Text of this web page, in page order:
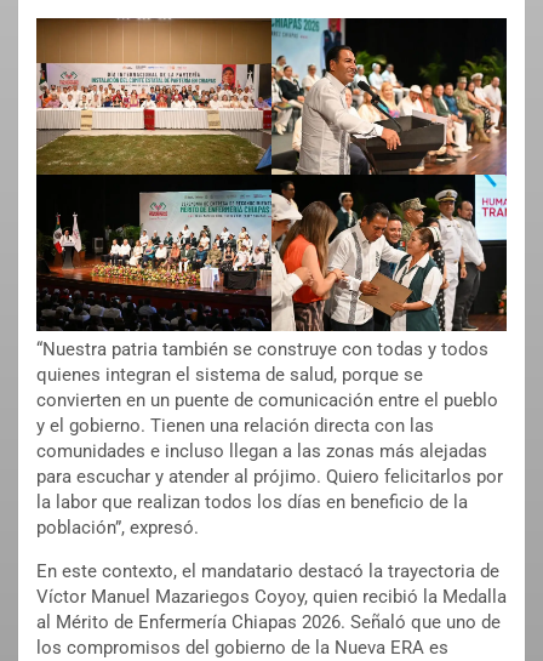
“Nuestra patria también se construye con todas y todos
quienes integran el sistema de salud, porque se
convierten en un puente de comunicación entre el pueblo
y el gobierno. Tienen una relación directa con las
comunidades e incluso llegan a las zonas más alejadas
para escuchar y atender al prójimo. Quiero felicitarlos por
la labor que realizan todos los días en beneficio de la
población”, expresó.
En este contexto, el mandatario destacó la trayectoria de
Víctor Manuel Mazariegos Coyoy, quien recibió la Medalla
al Mérito de Enfermería Chiapas 2026. Señaló que uno de
los compromisos del gobierno de la Nueva ERA es